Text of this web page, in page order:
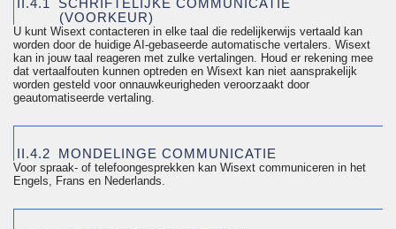
II.4.1
SCHRIFTELIJKE COMMUNICATIE
(VOORKEUR)
U kunt Wisext contacteren in elke taal die redelijkerwijs vertaald kan
worden door de huidige AI-gebaseerde automatische vertalers. Wisext
kan in jouw taal reageren met zulke vertalingen. Houd er rekening mee
dat vertaalfouten kunnen optreden en Wisext kan niet aansprakelijk
worden gesteld voor onnauwkeurigheden veroorzaakt door
geautomatiseerde vertaling.
II.4.2 MONDELINGE COMMUNICATIE
Voor spraak- of telefoongesprekken kan Wisext communiceren in het
Engels, Frans en Nederlands.